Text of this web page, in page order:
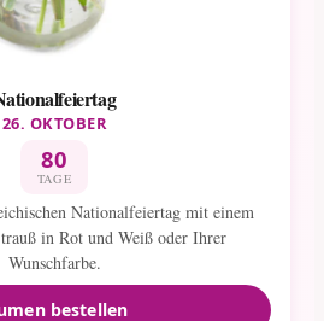
26. OKTOBER
80
TAGE
Nationalfeiertag mit einem
in Rot und Weiß oder Ihrer
Wunschfarbe.
bestellen